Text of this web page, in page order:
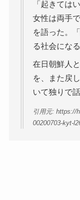
「起きては
女性は両手
を語った。
る社会にな
在日朝鮮人
を、また戻
いて独りで
引用元: https://
00200703-kyt-